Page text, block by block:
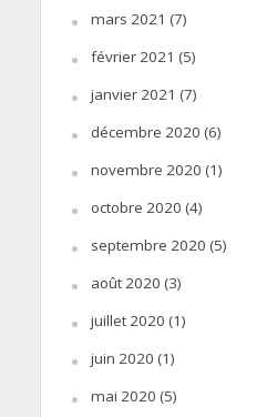
mars 2021 (7)
février 2021 (5)
janvier 2021 (7)
décembre 2020 (6)
novembre 2020 (1)
octobre 2020 (4)
septembre 2020 (5)
août 2020 (3)
juillet 2020 (1)
juin 2020 (1)
mai 2020 (5)